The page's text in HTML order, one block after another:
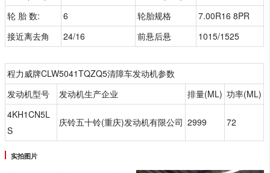
轮 胎 数:
6 轮胎规格
7.00R16 8PR
接近离去角
24/16 前悬后悬 1015/1525
程力威牌CLW5041TQZQ5清障车发动机参数
发动机型号
发动机生产企业 排量(ML) 功率(ML)
4KH1CN5L
S
庆铃五十铃(重庆)发动机有限公司 2999 72
实拍图片